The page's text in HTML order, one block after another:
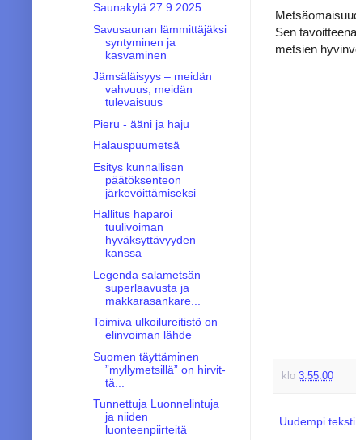
Sen
metsien
klo 3.55.00
Uudempi teksti
Saunakylä 27.9.2025
Savusaunan lämmittäjäksi
syntyminen ja
kasvaminen
Jämsäläisyys – meidän
vahvuus, meidän
tulevaisuus
Pieru - ääni ja haju
Halauspuumetsä
Esitys kunnallisen
päätöksenteon
järkevöittämiseksi
Hallitus haparoi
tuulivoiman
hyväksyttävyyden
kanssa
Legenda salametsän
superlaavusta ja
makkarasankare...
Toimiva ulkoilureitistö on
elinvoiman lähde
Suomen täyttäminen
”myllymet­sil­lä” on hir­vit­
tä...
Tunnettuja Luonnelintuja
ja niiden
luonteenpiirteitä